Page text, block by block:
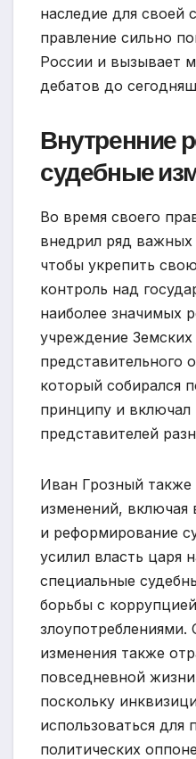
наследие для своей
правление сильно
России и вызывает
дебатов до
Внутренние
судебные
Во время своего
внедрил ряд
чтобы укрепить
контроль над
наиболее значимых
учреждение
представительного
который собирался
принципу и включал
представителей
Иван Грозный также
изменений, включая
и реформирование
усилил власть царя
специальные
борьбы с
злоупотреблениями.
изменения также
повседневной
поскольку
использоваться для
политических